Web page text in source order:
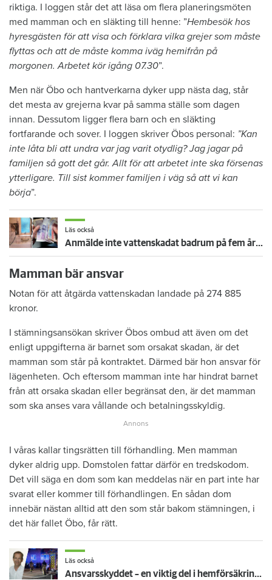
riktiga. I loggen står det att läsa om flera planeringsmöten
med mamman och en släkting till henne: ”Hembesök hos
hyresgästen för att visa och förklara vilka grejer som måste
flyttas och att de måste komma iväg hemifrån på
morgonen. Arbetet kör igång 07.30”.
Men när Öbo och hantverkarna dyker upp nästa dag, står
det mesta av grejerna kvar på samma ställe som dagen
innan. Dessutom ligger flera barn och en släkting
fortfarande och sover. I loggen skriver Öbos personal: ”Kan
inte låta bli att undra var jag varit otydlig? Jag jagar på
familjen så gott det går. Allt för att arbetet inte ska försenas
ytterligare. Till sist kommer familjen i väg så att vi kan
börja”.
Läs också
Anmälde inte vattenskadat badrum på fem år – krävs på 125 000 kronor
Mamman bär ansvar
Notan för att åtgärda vattenskadan landade på 274 885
kronor.
I stämningsansökan skriver Öbos ombud att även om det
enligt uppgifterna är barnet som orsakat skadan, är det
mamman som står på kontraktet. Därmed bär hon ansvar för
lägenheten. Och eftersom mamman inte har hindrat barnet
från att orsaka skadan eller begränsat den, är det mamman
som ska anses vara vållande och betalningsskyldig.
I våras kallar tingsrätten till förhandling. Men mamman
dyker aldrig upp. Domstolen fattar därför en tredskodom.
Det vill säga en dom som kan meddelas när en part inte har
svarat eller kommer till förhandlingen. En sådan dom
innebär nästan alltid att den som står bakom stämningen, i
det här fallet Öbo, får rätt.
Läs också
Ansvarsskyddet – en viktig del i hemförsäkringen